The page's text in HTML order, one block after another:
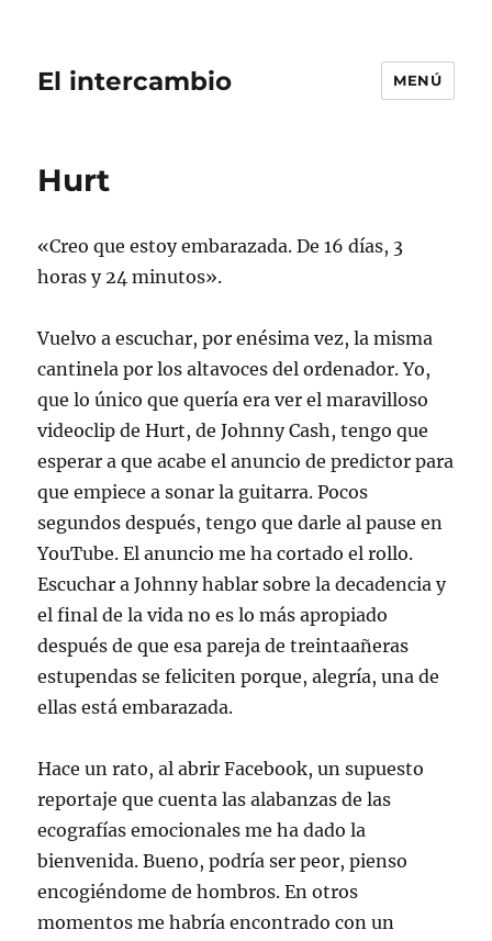
El intercambio MENÚ
Hurt
«Creo que estoy embarazada. De 16 días, 3
horas y 24 minutos».
Vuelvo a escuchar, por enésima vez, la misma
cantinela por los altavoces del ordenador. Yo,
que lo único que quería era ver el maravilloso
videoclip de Hurt, de Johnny Cash, tengo que
esperar a que acabe el anuncio de predictor para
que empiece a sonar la guitarra. Pocos
segundos después, tengo que darle al pause en
YouTube. El anuncio me ha cortado el rollo.
Escuchar a Johnny hablar sobre la decadencia y
el final de la vida no es lo más apropiado
después de que esa pareja de treintaañeras
estupendas se feliciten porque, alegría, una de
ellas está embarazada.
Hace un rato, al abrir Facebook, un supuesto
reportaje que cuenta las alabanzas de las
ecografías emocionales me ha dado la
bienvenida. Bueno, podría ser peor, pienso
encogiéndome de hombros. En otros
momentos me habría encontrado con un